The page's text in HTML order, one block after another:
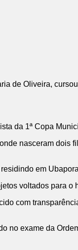
de Oliveira,
da 1ª Copa
nasceram dois
em
voltados para o
com
no exame da